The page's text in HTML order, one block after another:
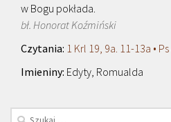
w Bogu pokłada.
bł. Honorat Koźmiński
1 Krl 19, 9a. 11-13a •
Edyty, Romualda
Szukaj: